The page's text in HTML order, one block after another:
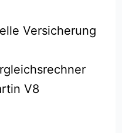
Versicherung
V8